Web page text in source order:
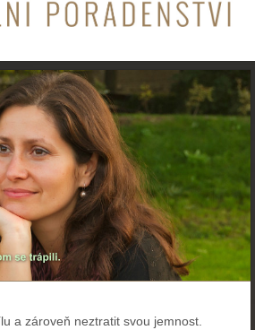
a zároveň neztratit svou jemnost.